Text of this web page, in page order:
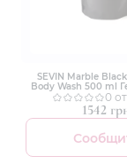
SEVIN Marble
Body Wash 500 ml
та тіла Refill
0
1542